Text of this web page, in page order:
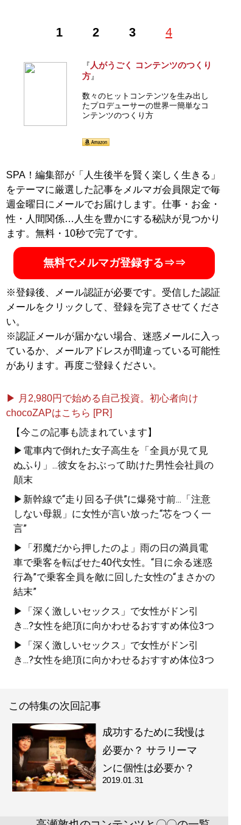
1 2 3 4
『 人がうごく コンテンツのつくり
方』
数々のヒットコンテンツを生み出し
たプロデューサーの世界一簡単なコ
ンテンツのつくり方
SPA！編集部が「人生後半を賢く楽しく生きる」
をテーマに厳選した記事をメルマガ会員限定で毎
週金曜日にメールでお届けします。仕事・お金・
性・人間関係…人生を豊かにする秘訣が見つかり
ます。無料・10秒で完了です。
無料でメルマガ登録する⇒⇒
※登録後、メール認証が必要です。受信した認証
メールをクリックして、登録を完了させてくださ
い。
※認証メールが届かない場合、迷惑メールに入っ
ているか、メールアドレスが間違っている可能性
があります。再度ご登録ください。
▶ 月2,980円で始める自己投資。初心者向け
chocoZAPはこちら [PR]
【今この記事も読まれています】
▶電車内で倒れた女子高生を「全員が見て見
ぬふり」...彼女をおぶって助けた男性会社員の
顛末
▶新幹線で“走り回る子供”に爆発寸前...「注意
しない母親」に女性が言い放った“芯をつく一
言”
▶「邪魔だから押したのよ」雨の日の満員電
車で乗客を転ばせた40代女性。“目に余る迷惑
行為”で乗客全員を敵に回した女性の“まさかの
結末”
▶「深く激しいセックス」で女性がドン引
き...?女性を絶頂に向かわせるおすすめ体位3つ
▶「深く激しいセックス」で女性がドン引
き...?女性を絶頂に向かわせるおすすめ体位3つ
この特集の次回記事
成功するために我慢は
必要か？ サラリーマ
ンに個性は必要か？
2019.01.31